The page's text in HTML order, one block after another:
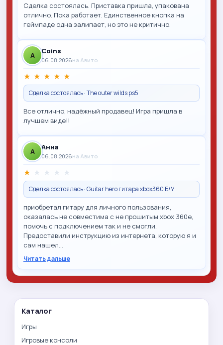
Сделка состоялась. Приставка пришла, упакована
отлично. Пока работает. Единственное кнопка на
геймпаде одна залипает, но это не критично.
A Coins
06.08.2026на Авито
★ ★ ★ ★ ★
Сделка состоялась · The outer wilds ps5
Все отлично, надёжный продавец! Игра пришла в
лучшем виде!!
A Анна
06.08.2026на Авито
★ ★ ★ ★ ★
Сделка состоялась · Guitar hero гитара xbox360 Б/У
приобретал гитару для личного пользования,
оказалась не совместима с не прошитым xbox 360e,
помочь с подключением так и не смогли.
Предоставили инструкцию из интернета, которую я и
сам нашел…
Читать дальше
Каталог
Игры
Игровые консоли